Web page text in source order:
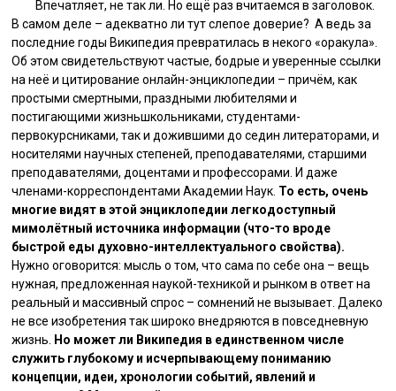
Впечатляет, не так ли. Но ещё раз вчитаемся в заголовок.
В самом деле – адекватно ли тут слепое доверие? А ведь за
последние годы Википедия превратилась в некого «оракула».
Об этом свидетельствуют частые, бодрые и уверенные ссылки
на неё и цитирование онлайн-энциклопедии – причём, как
простыми смертными, праздными любителями и
постигающими жизньшкольниками, студентами-
первокурсниками, так и дожившими до седин литераторами, и
носителями научных степеней, преподавателями, старшими
преподавателями, доцентами и профессорами. И даже
членами-корреспондентами Академии Наук. То есть, очень
многие видят в этой энциклопедии легкодоступный
мимолётный источника информации (что-то вроде
быстрой еды духовно-интеллектуального свойства).
Нужно оговорится: мысль о том, что сама по себе она – вещь
нужная, предложенная наукой-техникой и рынком в ответ на
реальный и массивный спрос – сомнений не вызывает. Далеко
не все изобретения так широко внедряются в повседневную
жизнь.
Но может ли Википедия в единственном числе
служить глубокому и исчерпывающему пониманию
концепции, идеи, хронологии событий, явлений и